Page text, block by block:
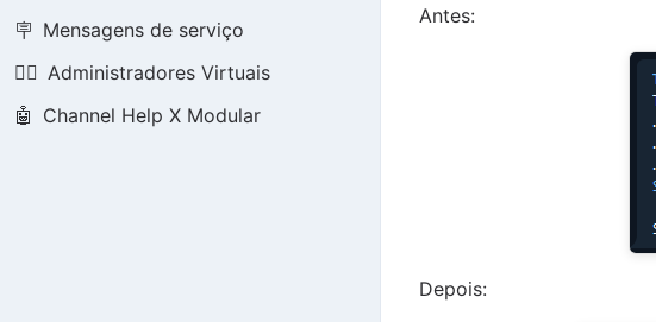
🪧 Mensagens de serviço
👮‍♂️ Administradores Virtuais
🤖 Channel Help X Modular
Antes:
Depois: